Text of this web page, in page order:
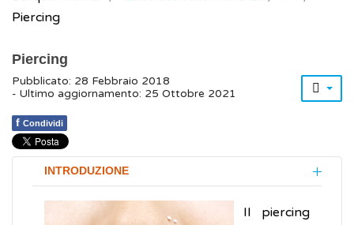
Piercing
Piercing
Pubblicato: 28 Febbraio 2018
- Ultimo aggiornamento: 25 Ottobre 2021
f Condividi
INTRODUZIONE
Il piercing